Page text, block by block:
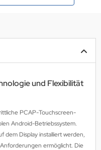
und Flexibilität
PCAP-Touchscreen-
Android-Betriebssystem.
dem Display installiert werden,
ermöglicht. Die